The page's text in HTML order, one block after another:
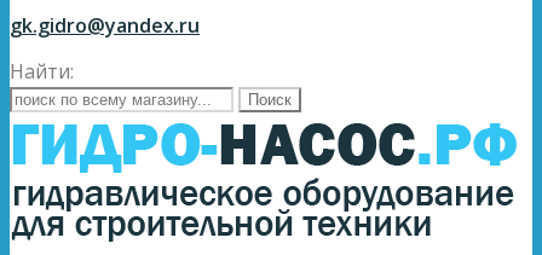
gk.gidro@yandex.ru
Найти: